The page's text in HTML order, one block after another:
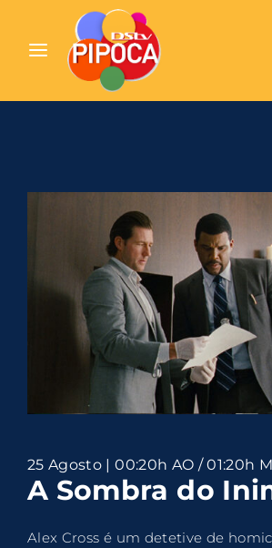
25 Agosto | 00:20h AO / 01:20h
A Sombra do
Alex Cross é um detetive de
Cinemundo – Onde O
Login
Password
SIGN IN
Remember Me
By signing in, you agree toour
conditions and ourprivacy policy